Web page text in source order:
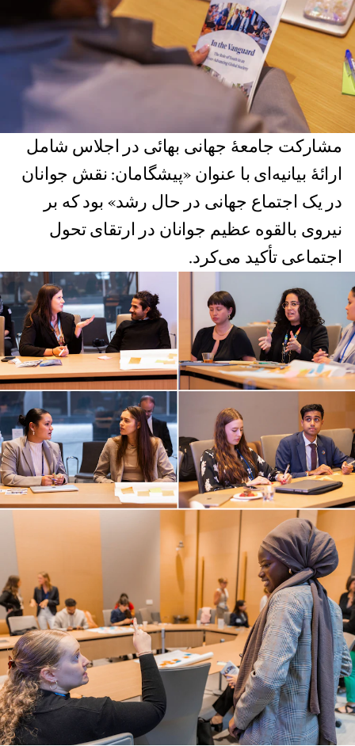
مشارکت‌ جامعهٔ جهانی بهائی در اجلاس شامل
ارائۀ بیانیه‌ای با عنوان «پیشگامان: نقش جوانان
در یک اجتماع جهانی در حال رشد» بود که بر
نیروی بالقوه عظیم جوانان در ارتقای تحول
اجتماعی تأکید می‌کرد.